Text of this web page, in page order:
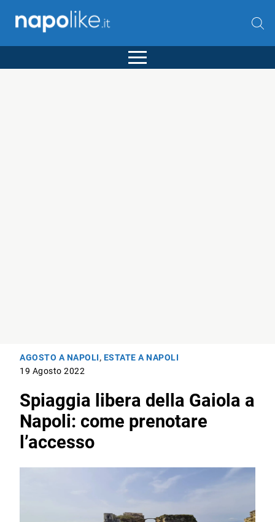
AGOSTO A NAPOLI, ESTATE A NAPOLI
19 Agosto 2022
Spiaggia libera della Gaiola a
Napoli: come prenotare
l’accesso